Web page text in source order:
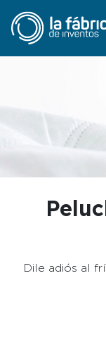
Dile adiós al